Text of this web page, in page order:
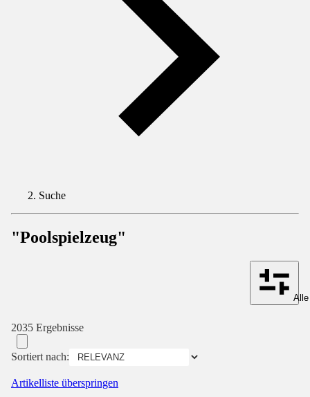
Suche
"Poolspielzeug"
2035 Ergebnisse
Sortiert nach:
Artikelliste überspringen